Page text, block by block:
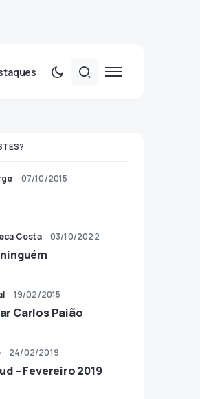
07/10/2015
Costa 03/10/2022
19/02/2015
Carlos Paião
24/02/2019
– Fevereiro 2019